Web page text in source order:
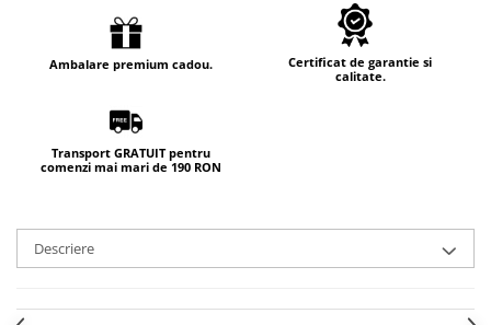
Ambalare premium cadou.
Certificat de garantie si
calitate.
Transport GRATUIT pentru
comenzi mai mari de 190 RON
Descriere